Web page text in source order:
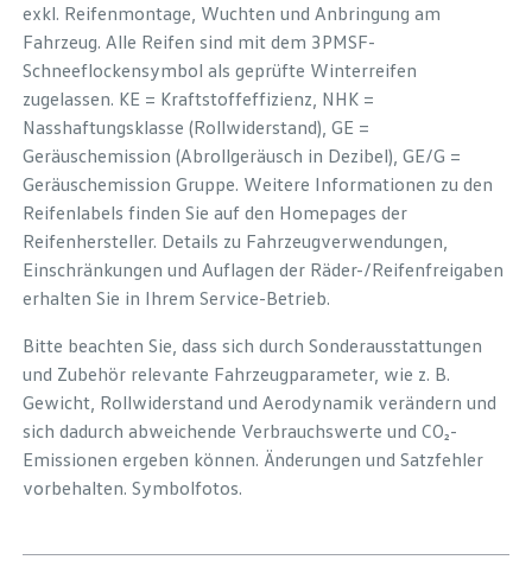
exkl. Reifenmontage, Wuchten und Anbringung am
Fahrzeug. Alle Reifen sind mit dem 3PMSF-
Schneeflockensymbol als geprüfte Winterreifen
zugelassen. KE = Kraftstoffeffizienz, NHK =
Nasshaftungsklasse (Rollwiderstand), GE =
Geräuschemission (Abrollgeräusch in Dezibel), GE/G =
Geräuschemission Gruppe. Weitere Informationen zu den
Reifenlabels finden Sie auf den Homepages der
Reifenhersteller. Details zu Fahrzeugverwendungen,
Einschränkungen und Auflagen der Räder-/Reifenfreigaben
erhalten Sie in Ihrem Service-Betrieb.
Bitte beachten Sie, dass sich durch Sonderausstattungen
und Zubehör relevante Fahrzeugparameter, wie z. B.
Gewicht, Rollwiderstand und Aerodynamik verändern und
sich dadurch abweichende Verbrauchswerte und CO₂-
Emissionen ergeben können. Änderungen und Satzfehler
vorbehalten. Symbolfotos.